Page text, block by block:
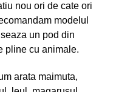
nou ori de cate ori
modelul
un pod din
pline cu animale.
arata maimuta,